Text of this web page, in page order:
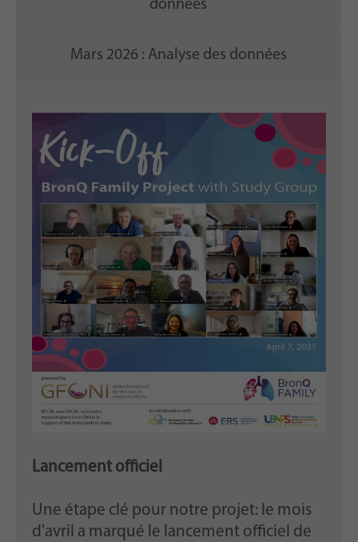
données
Mars 2026 : Analyse des données
Lancement officiel
Une étape clé pour notre projet: le mois
d'avril a marqué le lancement officiel de